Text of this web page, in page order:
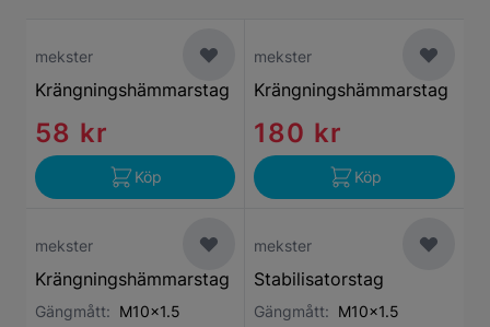
mekster
Krängningshämmarstag
58 kr
Köp
mekster
Krängningshämmarstag
180 kr
Köp
mekster
Krängningshämmarstag
Gängmått: M10x1.5
mekster
Stabilisatorstag
Gängmått: M10x1.5